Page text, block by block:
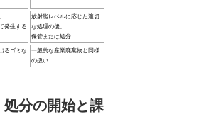
発生する
放射能レベルに応じた適切
な処理の後、
保管または処分
るゴミな
一般的な産業廃棄物と同様
の扱い
処分の開始と課